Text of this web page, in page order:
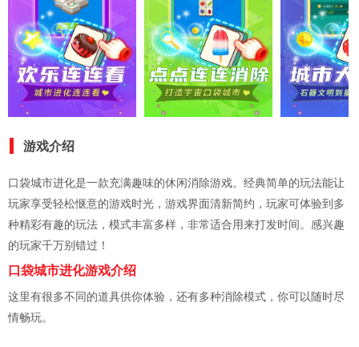
游戏介绍
口袋城市进化是一款充满趣味的休闲消除游戏。经典简单的玩法能让
玩家享受轻松惬意的游戏时光，游戏界面清新简约，玩家可体验到多
种精彩有趣的玩法，模式丰富多样，非常适合用来打发时间。感兴趣
的玩家千万别错过！
口袋城市进化游戏介绍
这里有很多不同的道具供你体验，还有多种消除模式，你可以随时尽
情畅玩。